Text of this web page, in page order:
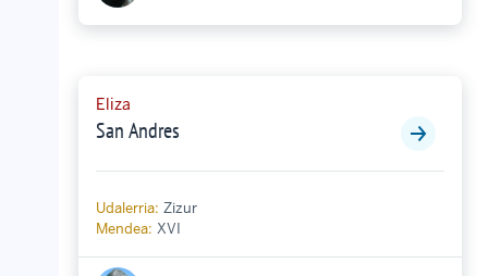
Eliza
San Andres
Udalerria: Zizur
Mendea: XVI